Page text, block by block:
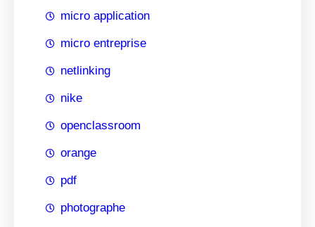
micro application
micro entreprise
netlinking
nike
openclassroom
orange
pdf
photographe